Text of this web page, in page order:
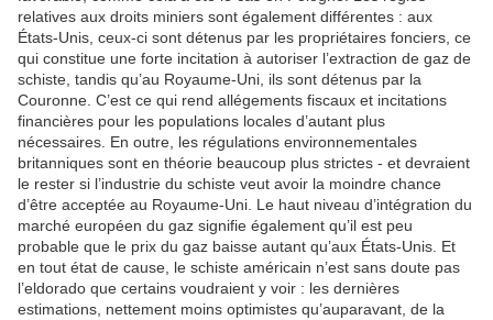
relatives aux droits miniers sont également différentes : aux
États-Unis, ceux-ci sont détenus par les propriétaires fonciers, ce
qui constitue une forte incitation à autoriser l’extraction de gaz de
schiste, tandis qu’au Royaume-Uni, ils sont détenus par la
Couronne. C’est ce qui rend allégements fiscaux et incitations
financières pour les populations locales d’autant plus
nécessaires. En outre, les régulations environnementales
britanniques sont en théorie beaucoup plus strictes - et devraient
le rester si l’industrie du schiste veut avoir la moindre chance
d’être acceptée au Royaume-Uni. Le haut niveau d’intégration du
marché européen du gaz signifie également qu’il est peu
probable que le prix du gaz baisse autant qu’aux États-Unis. Et
en tout état de cause, le schiste américain n’est sans doute pas
l’eldorado que certains voudraient y voir : les dernières
estimations, nettement moins optimistes qu’auparavant, de la